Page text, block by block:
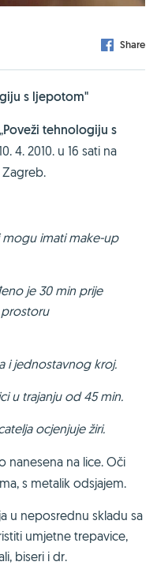
Share
s ljepotom"
Poveži tehnologiju s
4. 2010. u 16 sati na
Zagreb.
mogu imati make-up
je 30 min prije
i jednostavnog kroj.
u trajanju od 45 min.
ocjenjuje žiri.
nanesena na lice. Oči
s metalik odsjajem.
u neposrednu skladu sa
umjetne trepavice,
biseri i dr.